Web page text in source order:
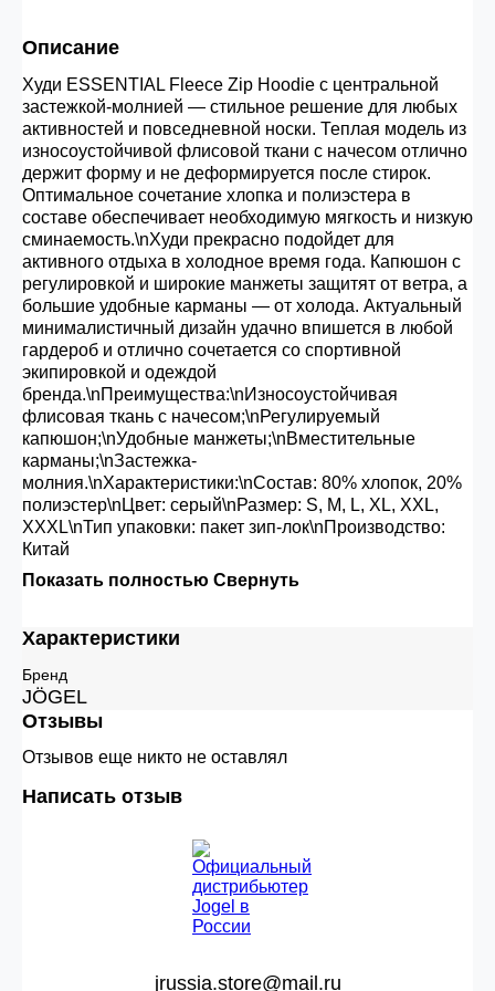
Опт 3(33%)- сумма всех заказов за 6 месяцев
80.000 рублей
Опт 2(36%)- сумма всех заказов за 6 месяцев
200.000 рублей.
Опт 1(38%) -сумма всех заказов за 6 месяцев -
400.000 рублей.
Описание
Худи ESSENTIAL Fleece Zip Hoodie с центральной
застежкой-молнией — стильное решение для любых
активностей и повседневной носки. Теплая модель из
износоустойчивой флисовой ткани с начесом отлично
держит форму и не деформируется после стирок.
Оптимальное сочетание хлопка и полиэстера в
составе обеспечивает необходимую мягкость и низкую
сминаемость.\nХуди прекрасно подойдет для
активного отдыха в холодное время года. Капюшон с
регулировкой и широкие манжеты защитят от ветра, а
большие удобные карманы — от холода. Актуальный
минималистичный дизайн удачно впишется в любой
гардероб и отлично сочетается со спортивной
экипировкой и одеждой
бренда.\nПреимущества:\nИзносоустойчивая
флисовая ткань с начесом;\nРегулируемый
капюшон;\nУдобные манжеты;\nВместительные
карманы;\nЗастежка-
молния.\nХарактеристики:\nСостав: 80% хлопок, 20%
полиэстер\nЦвет: серый\nРазмер: S, M, L, XL, XXL,
XXXL\nТип упаковки: пакет зип-лок\nПроизводство:
Китай
Показать полностью Свернуть
Характеристики
Бренд
JÖGEL
Отзывы
Отзывов еще никто не оставлял
Написать отзыв
jrussia.store@mail.ru